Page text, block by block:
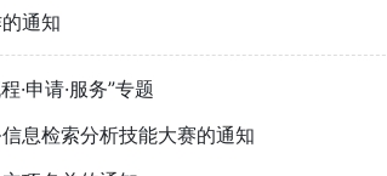
通知
·申请·服务”专题
息检索分析技能大赛的通知